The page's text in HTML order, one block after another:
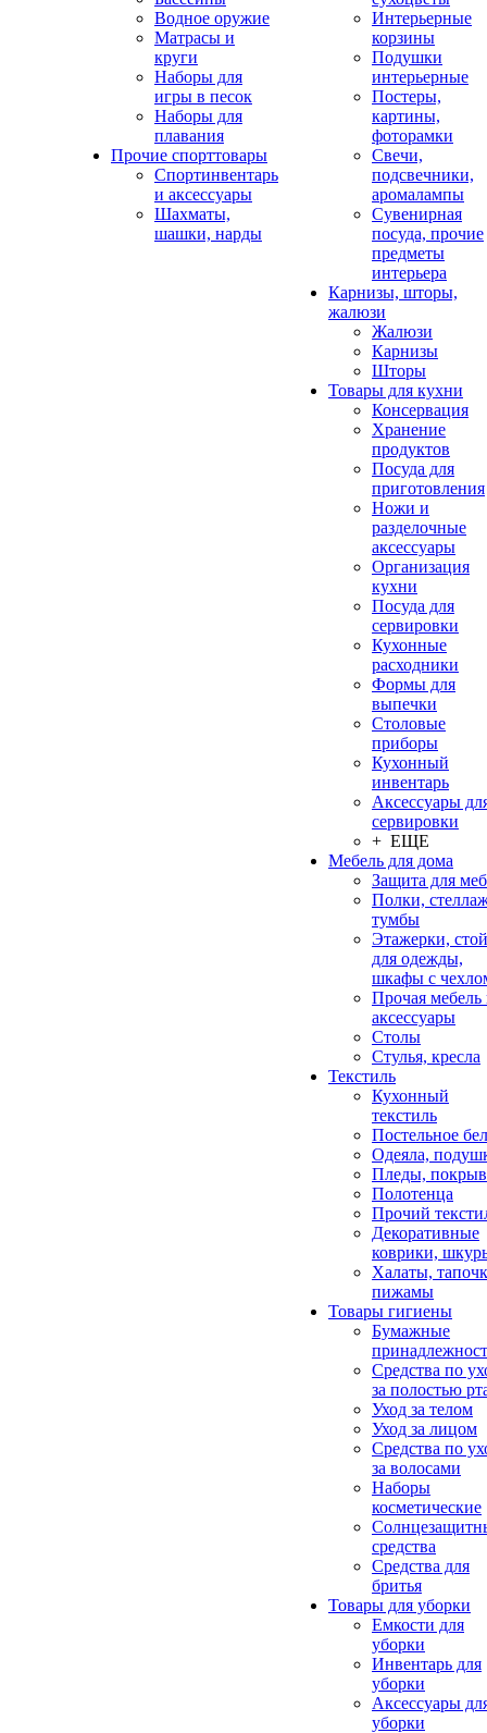
Водное оружие
Матрасы и
круги
Наборы для
игры в песок
Наборы для
плавания
Прочие спорттовары
Спортинвентарь
и аксессуары
Шахматы,
шашки, нарды
Интерьерные
корзины
Подушки
интерьерные
Постеры,
картины,
фоторамки
Свечи,
подсвечники,
аромалампы
Сувенирная
посуда, прочие
предметы
интерьера
Карнизы, шторы,
жалюзи
Жалюзи
Карнизы
Шторы
Товары для кухни
Консервация
Хранение
продуктов
Посуда для
приготовления
Ножи и
разделочные
аксессуары
Организация
кухни
Посуда для
сервировки
Кухонные
расходники
Формы для
выпечки
Столовые
приборы
Кухонный
инвентарь
Аксессуары
сервировки
+ ЕЩЕ
Мебель для дома
Защита для
Полки,
тумбы
Этажерки,
для одежды,
шкафы с
Прочая мебель
аксессуары
Столы
Стулья, кресла
Текстиль
Кухонный
текстиль
Постельное
Одеяла,
Пледы,
Полотенца
Прочий
Декоративные
коврики,
Халаты,
пижамы
Товары гигиены
Бумажные
Средства по
за полостью
Уход за телом
Уход за лицом
Средства по
за волосами
Наборы
косметические
средства
Средства для
бритья
Товары для уборки
Емкости для
уборки
Инвентарь для
уборки
Аксессуары
уборки